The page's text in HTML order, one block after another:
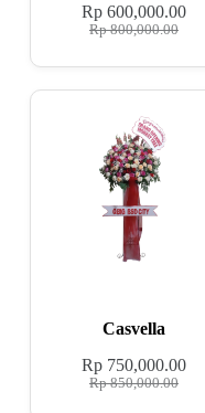
Rp800,000.00
Rp600,000.00
Casvella
Rp850,000.00
Rp750,000.00